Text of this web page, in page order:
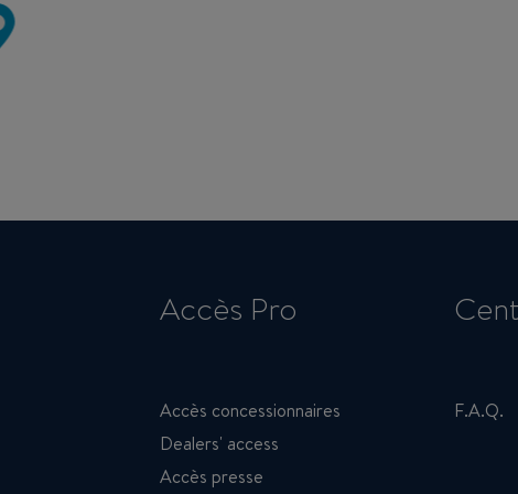
Accès Pro
Accès concessionnaires
Dealers' access
Accès presse
F.A.Q.